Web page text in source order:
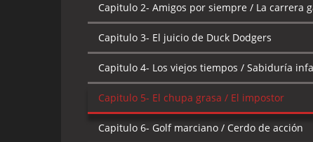
Capitulo 2- Amigos por siempre / La carrera
Capitulo 3- El juicio de Duck Dodgers
Capitulo 4- Los viejos tiempos / Sabiduría
Capitulo 5- El chupa grasa / El impostor
Capitulo 6- Golf marciano / Cerdo de acción